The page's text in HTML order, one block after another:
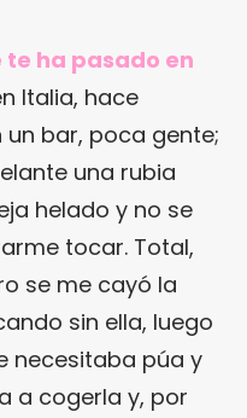
te ha pasado en
Italia, hace
bar, poca gente;
una rubia
helado y no se
tocar. Total,
se me cayó la
sin ella, luego
necesitaba púa y
a cogerla y, por